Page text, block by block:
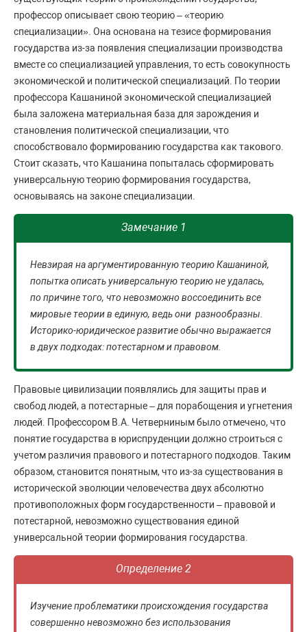
профессор описывает свою теорию – «теорию
специализации». Она основана на тезисе формирования
государства из-за появления специализации производства
вместе со специализацией управления, то есть совокупность
экономической и политической специализаций. По теории
профессора Кашаниной экономической специализацией
была заложена материальная база для зарождения и
становления политической специализации, что
способствовало формированию государства как такового.
Стоит сказать, что Кашанина попыталась сформировать
универсальную теорию формирования государства,
основываясь на законе специализации.
Замечание 1
Невзирая на аргументированную теорию Кашаниной,
попытка описать универсальную теорию не удалась,
по причине того, что невозможно воссоединить все
мировые теории в единую, ведь они разнообразны.
Историко-юридическое развитие обычно выражается
в двух подходах: потестарном и правовом.
Правовые цивилизации появлялись для защиты прав и
свобод людей, а потестарные – для порабощения и угнетения
людей. Профессором В.А. Четверниным было отмечено, что
понятие государства в юриспруденции должно строиться с
учетом различия правового и потестарного подходов. Таким
образом, становится понятным, что из-за существования в
исторической эволюции человечества двух абсолютно
противоположных форм государственности – правовой и
потестарной, невозможно существования единой
универсальной теории формирования государства.
Определение 2
Изучение проблематики происхождения государства
совершенно невозможно без использования